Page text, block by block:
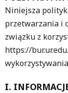
Niniejsza
przetwarzania i
związku z
https://
I.